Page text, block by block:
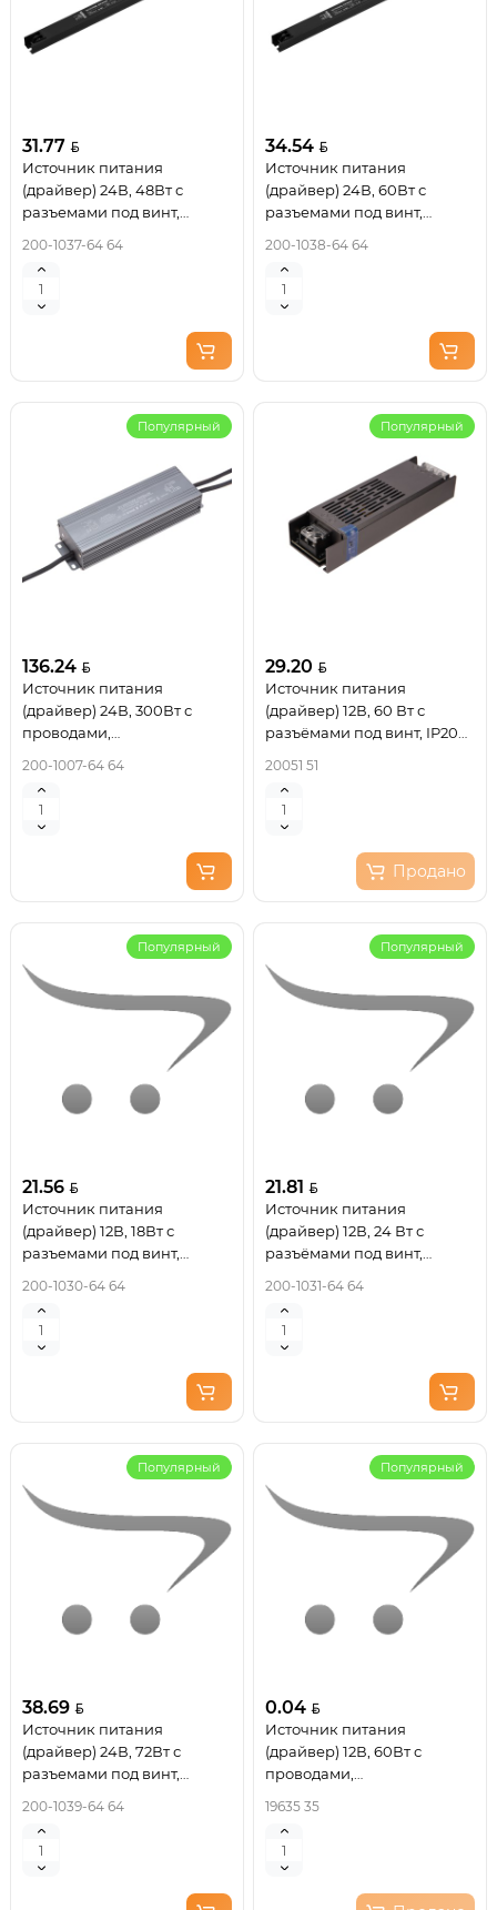
31.77
Источник питания
(драйвер) 24В, 48Вт с
разъемами под винт,
200-1037-64 64
34.54
Источник питания
(драйвер) 24В, 60Вт с
разъемами под винт,
200-1038-64 64
Популярный
136.24
Источник питания
(драйвер) 24В, 300Вт с
проводами,
200-1007-64 64
Популярный
29.20
Источник питания
(драйвер) 12В, 60 Вт с
разъёмами под винт, IP20
20051 51
Продано
Популярный
21.56
Источник питания
(драйвер) 12В, 18Вт с
разъемами под винт,
200-1030-64 64
Популярный
21.81
Источник питания
(драйвер) 12В, 24 Вт с
разъёмами под винт,
200-1031-64 64
Популярный
38.69
Источник питания
(драйвер) 24В, 72Вт с
разъемами под винт,
200-1039-64 64
Популярный
0.04
Источник питания
(драйвер) 12В, 60Вт с
проводами,
19635 35